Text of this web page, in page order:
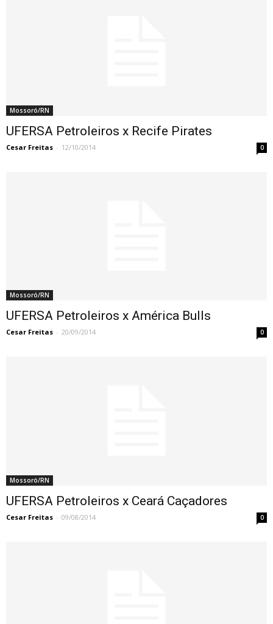
Mossoró/RN
UFERSA Petroleiros x Recife Pirates
Cesar Freitas - 12/10/2014 0
Mossoró/RN
UFERSA Petroleiros x América Bulls
Cesar Freitas - 20/09/2014 0
Mossoró/RN
UFERSA Petroleiros x Ceará Caçadores
Cesar Freitas - 09/08/2014 0